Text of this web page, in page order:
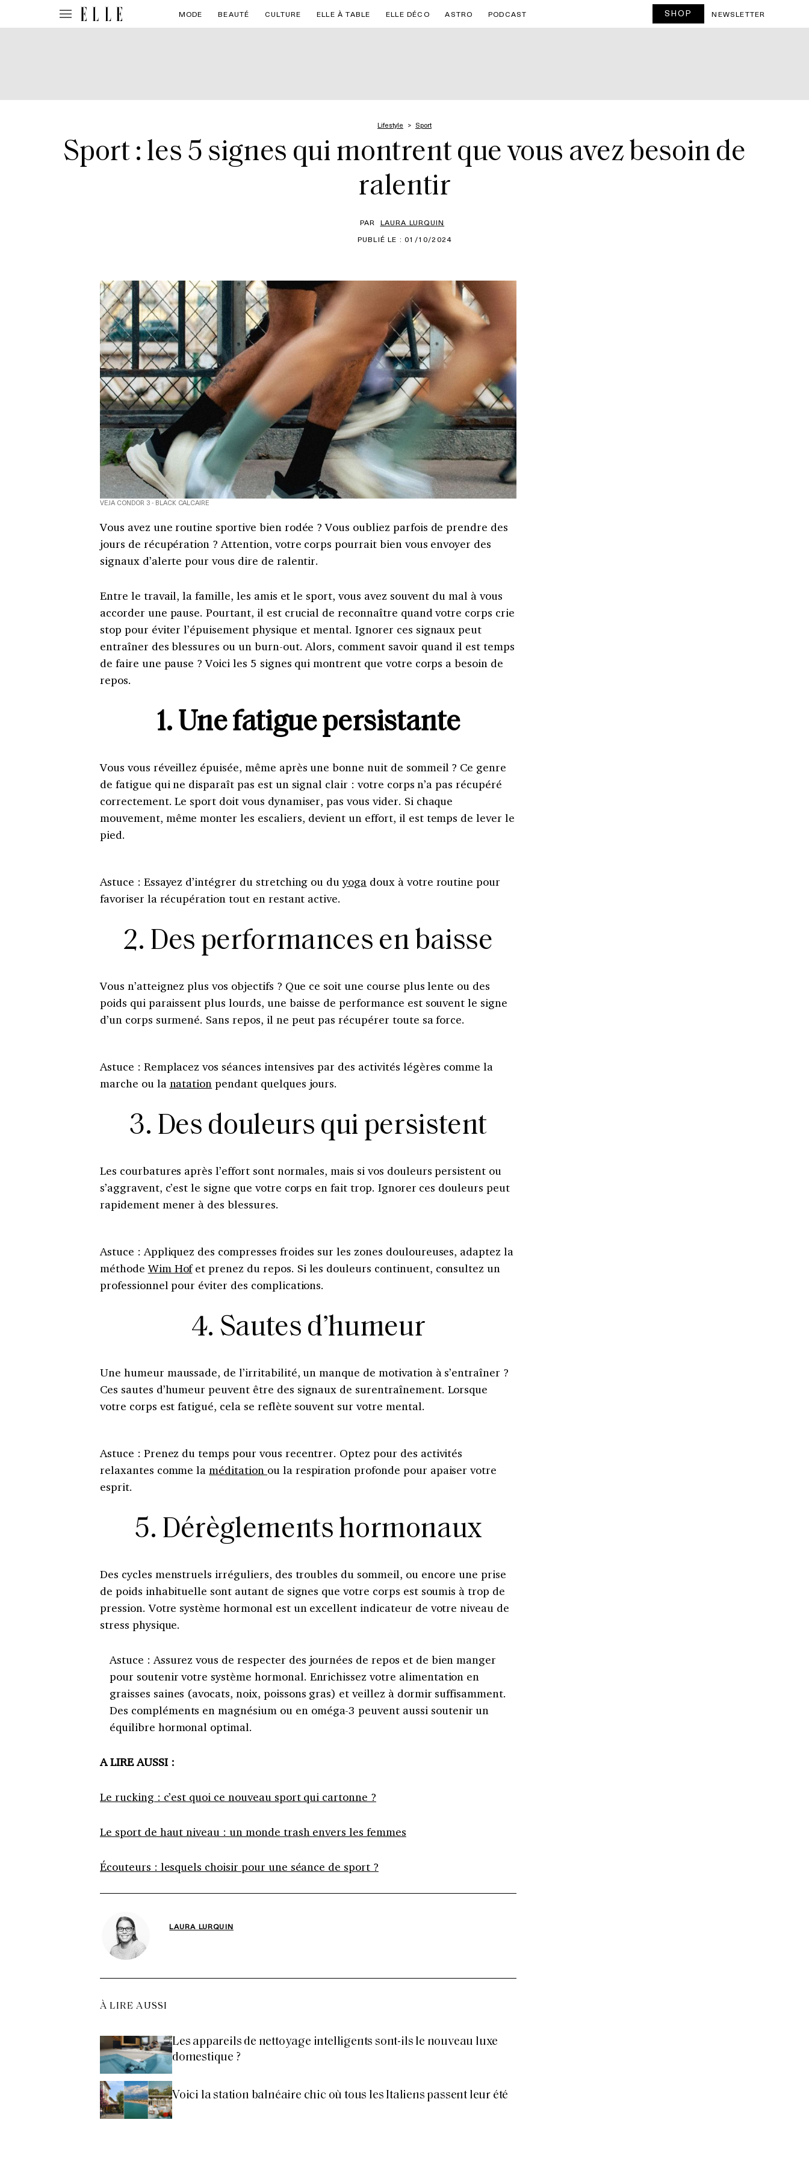
MODE BEAUTÉ CULTURE ELLE À TABLE ELLE DÉCO ASTRO PODCAST SHOP NEWSLETTER
Lifestyle Sport
Sport : les 5 signes qui montrent que vous avez besoin de
ralentir
PAR LAURA LURQUIN
PUBLIÉ LE : 01/10/2024
VEJA CONDOR 3 - BLACK CALCAIRE
Vous avez une routine sportive bien rodée ? Vous oubliez parfois de prendre des
jours de récupération ? Attention, votre corps pourrait bien vous envoyer des
signaux d’alerte pour vous dire de ralentir.
Entre le travail, la famille, les amis et le sport, vous avez souvent du mal à vous
accorder une pause. Pourtant, il est crucial de reconnaître quand votre corps crie
stop pour éviter l’épuisement physique et mental. Ignorer ces signaux peut
entraîner des blessures ou un burn-out. Alors, comment savoir quand il est temps
de faire une pause ? Voici les 5 signes qui montrent que votre corps a besoin de
repos.
1. Une fatigue persistante
Vous vous réveillez épuisée, même après une bonne nuit de sommeil ? Ce genre
de fatigue qui ne disparaît pas est un signal clair : votre corps n’a pas récupéré
correctement. Le sport doit vous dynamiser, pas vous vider. Si chaque
mouvement, même monter les escaliers, devient un effort, il est temps de lever le
pied.
Astuce : Essayez d’intégrer du stretching ou duyoga doux à votre routine pour
favoriser la récupération tout en restant active.
2. Des performances en baisse
Vous n’atteignez plus vos objectifs ? Que ce soit une course plus lente ou des
poids qui paraissent plus lourds, une baisse de performance est souvent le signe
d’un corps surmené. Sans repos, il ne peut pas récupérer toute sa force.
Astuce : Remplacez vos séances intensives par des activités légères comme la
marche ou la natation pendant quelques jours.
3. Des douleurs qui persistent
Les courbatures après l’effort sont normales, mais si vos douleurs persistent ou
s’aggravent, c’est le signe que votre corps en fait trop. Ignorer ces douleurs peut
rapidement mener à des blessures.
Astuce : Appliquez des compresses froides sur les zones douloureuses, adaptez la
méthode Wim Hofet prenez du repos. Si les douleurs continuent, consultez un
professionnel pour éviter des complications.
4. Sautes d’humeur
Une humeur maussade, de l’irritabilité, un manque de motivation à s’entraîner ?
Ces sautes d’humeur peuvent être des signaux de surentraînement. Lorsque
votre corps est fatigué, cela se reflète souvent sur votre mental.
Astuce : Prenez du temps pour vous recentrer. Optez pour des activités
relaxantes comme laméditation ou la respiration profonde pour apaiser votre
esprit.
5. Dérèglements hormonaux
Des cycles menstruels irréguliers, des troubles du sommeil, ou encore une prise
de poids inhabituelle sont autant de signes que votre corps est soumis à trop de
pression. Votre système hormonal est un excellent indicateur de votre niveau de
stress physique.
Astuce : Assurez vous de respecter des journées de repos et de bien manger
pour soutenir votre système hormonal. Enrichissez votre alimentation en
graisses saines (avocats, noix, poissons gras) et veillez à dormir suffisamment.
Des compléments en magnésium ou en oméga-3 peuvent aussi soutenir un
équilibre hormonal optimal.
A LIRE AUSSI :
Le rucking : c’est quoi ce nouveau sport qui cartonne ?
Le sport de haut niveau : un monde trash envers les femmes
Écouteurs : lesquels choisir pour une séance de sport ?
LAURA LURQUIN
À LIRE AUSSI
Les appareils de nettoyage intelligents sont-ils le nouveau luxe
domestique ?
Voici la station balnéaire chic où tous les Italiens passent leur été